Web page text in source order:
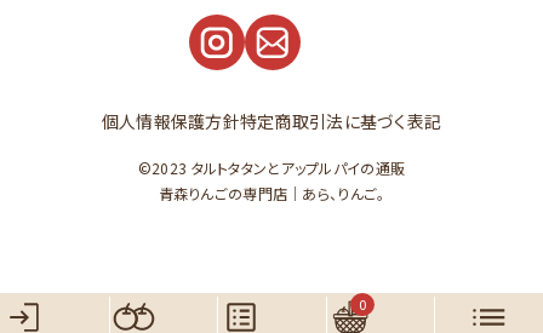
0
個人情報保護方針特定商取引法に基づく表記
©2023 タルトタタンとアップルパイの通販
青森りんごの専門店｜あら、りんご。